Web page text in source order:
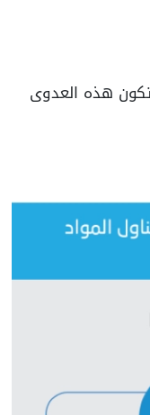
هذه العدوى